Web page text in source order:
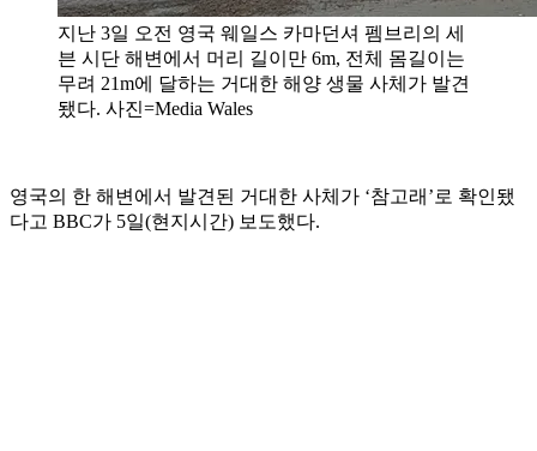
지난 3일 오전 영국 웨일스 카마던셔 펨브리의 세
븐 시단 해변에서 머리 길이만 6m, 전체 몸길이는
무려 21m에 달하는 거대한 해양 생물 사체가 발견
됐다. 사진=Media Wales
영국의 한 해변에서 발견된 거대한 사체가 ‘참고래’로 확인됐
다고 BBC가 5일(현지시간) 보도했다.